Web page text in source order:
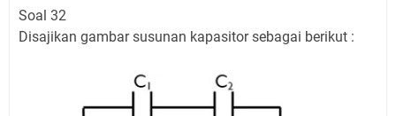
Soal 32
Disajikan gambar susunan kapasitor sebagai berikut :